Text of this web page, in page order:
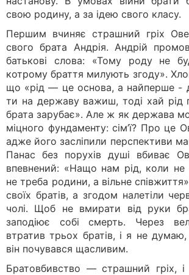
свою родину, а за ідею свого класу.
Першим вчиняє страшний гріх
свого брата Андрія. Андрій
батькові слова: «Тому роду не
котрому браття милують згоду».
що «рід — це основа, а найперше -
ти на державу важиш, тоді хай рід
брата зарубає». Але ж як держава
міцного фундаменту: сім’ї? Про це
адже його засліпили перспективи
Панас без порухів душі вбиває
впевнений: «Нащо нам рід, коли не
не треба родини, а вільне
своїх братів, а згодом налетіли
чолі. Щоб не вмирати від руки
заподіює собі смерть. Через
втратив трьох братів, і я не
він почувався щасливим.
Братовбивство — страшний гріх,